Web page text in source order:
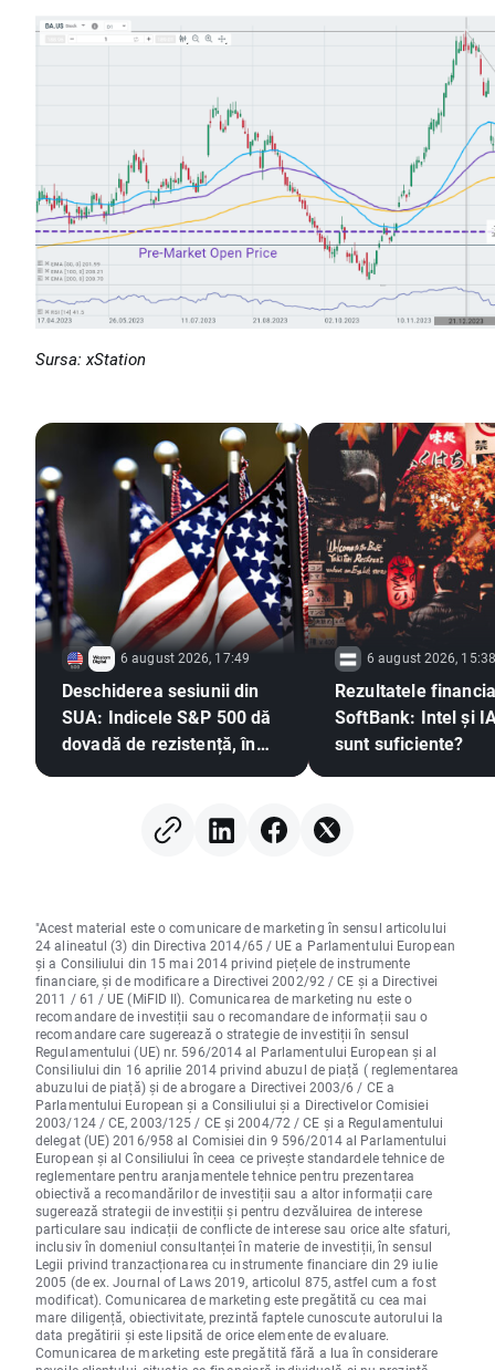
Sursa: xStation
6 august 2026, 17:49
Deschiderea sesiunii din
SUA: Indicele S&P 500 dă
dovadă de rezistență, în
în urmă 🚩 Western Digital
în scădere cu 12%
6 august 2026, 15:38
Rezultatele
SoftBank: Intel și
sunt suficiente?
"Acest material este o comunicare de marketing în sensul articolului
24 alineatul (3) din Directiva 2014/65 / UE a Parlamentului European
și a Consiliului din 15 mai 2014 privind piețele de instrumente
financiare, și de modificare a Directivei 2002/92 / CE și a Directivei
2011 / 61 / UE (MiFID II). Comunicarea de marketing nu este o
recomandare de investiții sau o recomandare de informații sau o
recomandare care sugerează o strategie de investiții în sensul
Regulamentului (UE) nr. 596/2014 al Parlamentului European și al
Consiliului din 16 aprilie 2014 privind abuzul de piață ( reglementarea
abuzului de piață) și de abrogare a Directivei 2003/6 / CE a
Parlamentului European și a Consiliului și a Directivelor Comisiei
2003/124 / CE, 2003/125 / CE și 2004/72 / CE și a Regulamentului
delegat (UE) 2016/958 al Comisiei din 9 596/2014 al Parlamentului
European și al Consiliului în ceea ce privește standardele tehnice de
reglementare pentru aranjamentele tehnice pentru prezentarea
obiectivă a recomandărilor de investiții sau a altor informații care
sugerează strategii de investiții și pentru dezvăluirea de interese
particulare sau indicații de conflicte de interese sau orice alte sfaturi,
inclusiv în domeniul consultanței în materie de investiții, în sensul
Legii privind tranzacționarea cu instrumente financiare din 29 iulie
2005 (de ex. Journal of Laws 2019, articolul 875, astfel cum a fost
modificat). Comunicarea de marketing este pregătită cu cea mai
mare diligență, obiectivitate, prezintă faptele cunoscute autorului la
data pregătirii și este lipsită de orice elemente de evaluare.
Comunicarea de marketing este pregătită fără a lua în considerare